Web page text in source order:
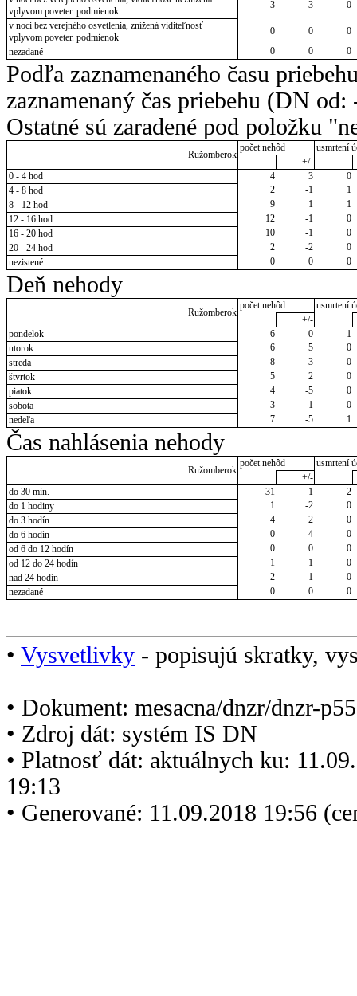
vplyvom poveter. podmienok
3 3
0
v noci bez verejného osvetlenia, znížená viditeľnosť
vplyvom poveter. podmienok
0 0
0
nezadané
0 0 0
Podľa zaznamenaného času
zaznamenaný čas priebehu (DN
Ostatné sú zaradené pod položku
Ružomberok
počet nehôd
usmrtení
+/-
0 - 4 hod
4 3
0
4 - 8 hod
2 -1
1
8 - 12 hod
9 1
1
12 - 16 hod
12 -1
0
16 - 20 hod
10 -1
0
20 - 24 hod
2 -2
0
nezistené
0 0 0
Deň nehody
Ružomberok
počet nehôd
usmrtení
+/-
pondelok
6 0
1
utorok
6 5
0
streda
8 3
0
štvrtok
5 2
0
piatok
4 -5
0
sobota
3 -1
0
nedeľa
7 -5 1
Čas nahlásenia nehody
Ružomberok
počet nehôd
usmrtení
+/-
do 30 min.
31 1
2
do 1 hodiny
1 -2
0
do 3 hodín
4 2
0
do 6 hodín
0 -4
0
od 6 do 12 hodín
0 0
0
od 12 do 24 hodín
1 1
0
nad 24 hodín
2 1
0
nezadané
0 0 0
• Vysvetlivky - popisujú skratky,
• Dokument: mesacna/dnzr/dnzr-
• Zdroj dát: systém IS DN
• Platnosť dát: aktuálnych ku:
19:13
• Generované: 11.09.2018 19:56